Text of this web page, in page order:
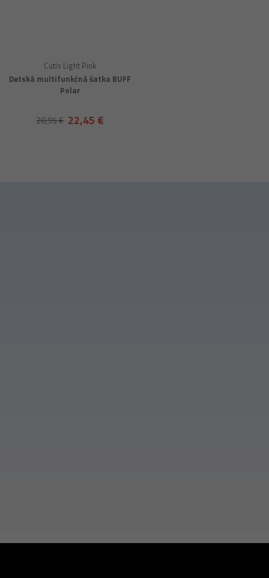
Detská multifunkčná šatka BUFF
Polar
Cutis Light Pink
22,45 €
28,95 €